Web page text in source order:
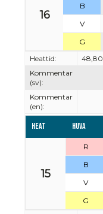
16
B
V
G
Heattid:
48,80
Kommentar
(sv):
Kommentar
(en):
Heat Huva
15
R
B
V
G